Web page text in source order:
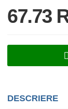
67.73
DESCRIERE